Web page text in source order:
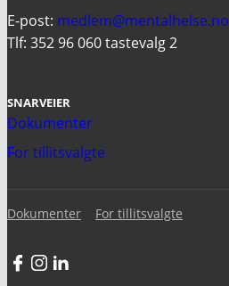
E-post: medlem@mentalhelse.no
Tlf: 352 96 060 tastevalg 2
SNARVEIER
Dokumenter
For tillitsvalgte
Dokumenter For tillitsvalgte